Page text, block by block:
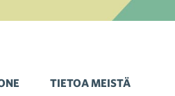
TIETOA MEISTÄ